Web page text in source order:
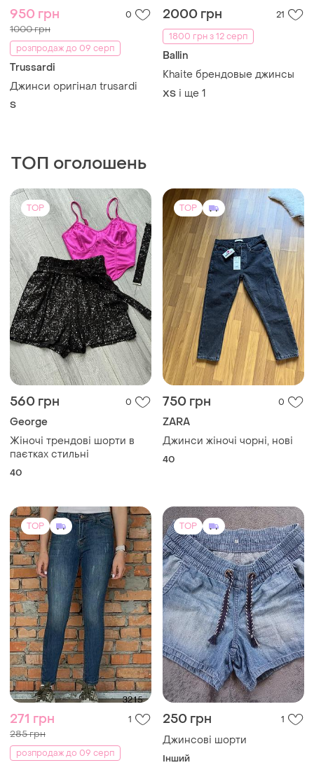
950 грн 0
1000 грн
розпродаж до 09 серп
Trussardi
Джинси оригінал trusardi
S
2000 грн
21
1800 грн з 12 серп
Ballin
Khaite брендовые джинсы
XS і ще 1
ТОП оголошень
TOP
560 грн 0
George
Жіночі трендові шорти в
паєтках стильні
40
TOP
750 грн 0
ZARA
Джинси жіночі чорні, нові
40
TOP
271 грн 1
285 грн
розпродаж до 09 серп
TOP
250 грн 1
Джинсові шорти
Інший